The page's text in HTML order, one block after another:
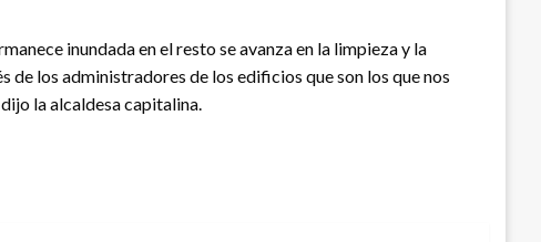
inundada en el resto se avanza en la limpieza y la
de los administradores de los edificios que son los que nos
la alcaldesa capitalina.